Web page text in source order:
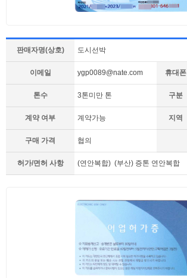
판매자명(상호) 도시선박
이메일 ygp0089@nate.com 휴대폰
톤수 3톤미만 톤 구분
계약 여부 계약가능 지역
구매 가격 협의
허가/면허 사항 (연안복합) (부산) 증톤 연안복합